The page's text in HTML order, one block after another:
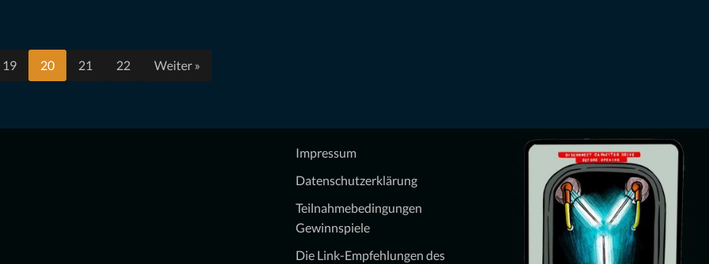
19 20 21 22 Weiter »
Impressum
Datenschutzerklärung
Teilnahmebedingungen
Gewinnspiele
Die Link-Empfehlungen des